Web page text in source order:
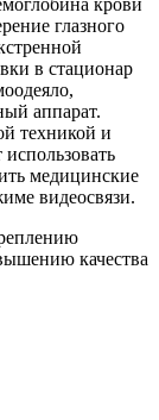
глазного
в стационар
аппарат.
техникой и
медицинские
видеосвязи.
качества